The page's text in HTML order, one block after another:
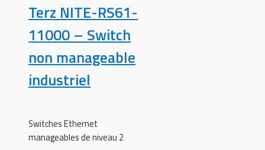
Terz NITE-RS61-
11000 – Switch
non manageable
industriel
Switches Ethernet
manageables de niveau 2